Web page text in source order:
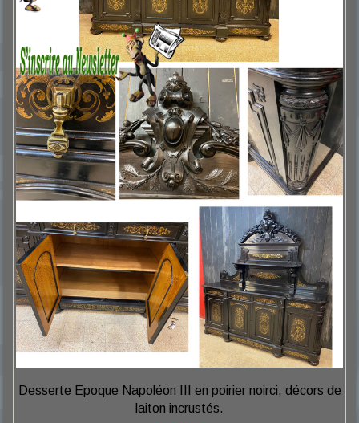
Desserte Epoque Napoléon III en poirier noirci, décors de
laiton incrustés.